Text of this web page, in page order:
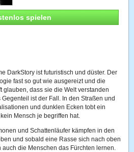
spielen
DarkStory ist futuristisch und düster. Der
fast so gut wie ausgereizt und die
glauben, dass sie die Welt verstanden
ist der Fall. In den Straßen und
und dunklen Ecken tobt ein
Mensch je begriffen hat.
und Schattenläufer kämpfen in den
und sobald eine Rasse sich nach oben
die Menschen das Fürchten lernen.